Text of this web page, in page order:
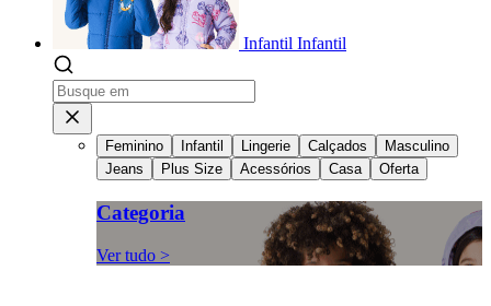
Infantil Infantil
Feminino Infantil Lingerie Calçados
Masculino
Jeans
Plus Size Acessórios Casa Oferta
Categoria
Ver tudo >